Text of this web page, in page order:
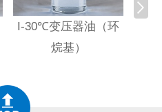
I-30℃变压器油（环
烷基）